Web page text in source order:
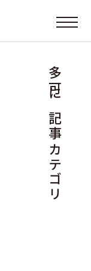
多可に記事カテゴリ